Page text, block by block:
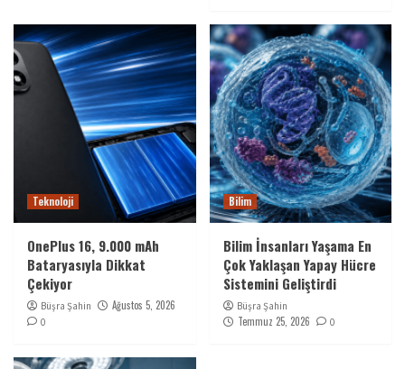
Teknoloji
OnePlus 16, 9.000 mAh
Bataryasıyla Dikkat
Çekiyor
Büşra Şahin Ağustos 5, 2026
0
Bilim
Bilim İnsanları Yaşama En
Çok Yaklaşan Yapay Hücre
Sistemini Geliştirdi
Büşra Şahin
Temmuz 25, 2026 0